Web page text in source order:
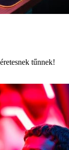
tűnnek!